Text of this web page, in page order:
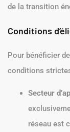
de la transition
Conditions
Pour bénéficier
conditions
Secteur
réseau est